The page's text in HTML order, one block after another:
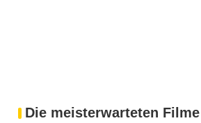
Die meisterwarteten Filme